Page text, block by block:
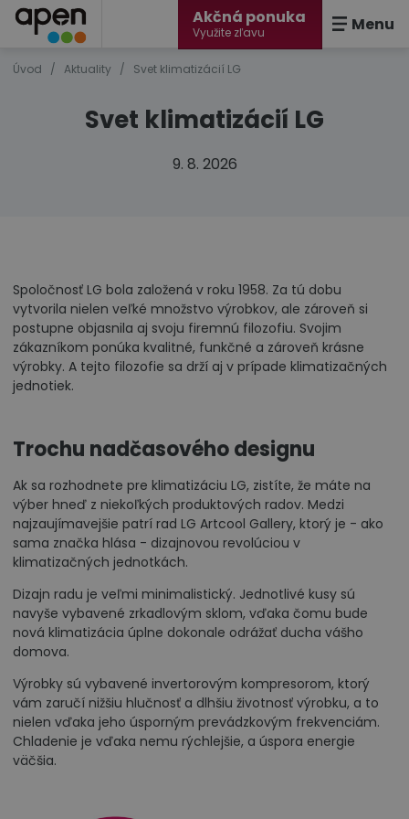
Akčná ponuka
Využite zľavu Menu
Úvod / Aktuality / Svet klimatizácií LG
Svet klimatizácií LG
9. 8. 2026
Spoločnosť LG bola založená v roku 1958. Za tú dobu
vytvorila nielen veľké množstvo výrobkov, ale zároveň si
postupne objasnila aj svoju firemnú filozofiu. Svojim
zákazníkom ponúka kvalitné, funkčné a zároveň krásne
výrobky. A tejto filozofie sa drží aj v prípade klimatizačných
jednotiek.
Trochu nadčasového designu
Ak sa rozhodnete pre klimatizáciu LG, zistíte, že máte na
výber hneď z niekoľkých produktových radov. Medzi
najzaujímavejšie patrí rad LG Artcool Gallery, ktorý je - ako
sama značka hlása - dizajnovou revolúciou v
klimatizačných jednotkách.
Dizajn radu je veľmi minimalistický. Jednotlivé kusy sú
navyše vybavené zrkadlovým sklom, vďaka čomu bude
nová klimatizácia úplne dokonale odrážať ducha vášho
domova.
Výrobky sú vybavené invertorovým kompresorom, ktorý
vám zaručí nižšiu hlučnosť a dlhšiu životnosť výrobku, a to
nielen vďaka jeho úsporným prevádzkovým frekvenciám.
Chladenie je vďaka nemu rýchlejšie, a úspora energie
väčšia.